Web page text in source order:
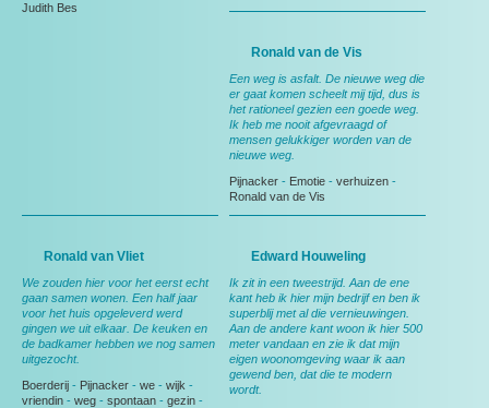
Judith Bes
Ronald van de Vis
Een weg is asfalt. De nieuwe weg die
er gaat komen scheelt mij tijd, dus is
het rationeel gezien een goede weg.
Ik heb me nooit afgevraagd of
mensen gelukkiger worden van de
nieuwe weg.
Pijnacker - Emotie - verhuizen -
Ronald van de Vis
Ronald van Vliet
We zouden hier voor het eerst echt
gaan samen wonen. Een half jaar
voor het huis opgeleverd werd
gingen we uit elkaar. De keuken en
de badkamer hebben we nog samen
uitgezocht.
Boerderij - Pijnacker - we - wijk -
vriendin - weg - spontaan - gezin -
Edward Houweling
Ik zit in een tweestrijd. Aan de ene
kant heb ik hier mijn bedrijf en ben ik
superblij met al die vernieuwingen.
Aan de andere kant woon ik hier 500
meter vandaan en zie ik dat mijn
eigen woonomgeving waar ik aan
gewend ben, dat die te modern
wordt.